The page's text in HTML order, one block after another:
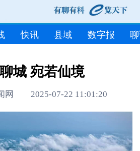
快讯 县域 数字报
城 宛若仙境
网 2025-07-22 11:01:20